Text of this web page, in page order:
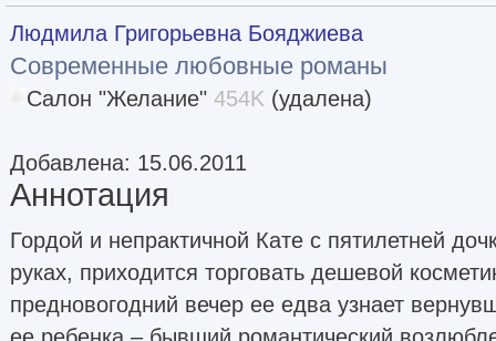
Людмила Григорьевна Бояджиева
Современные любовные романы
Салон "Желание" 454K (удалена)
Добавлена: 15.06.2011
Аннотация
Гордой и непрактичной Кате с пятилетней
руках, приходится торговать дешевой
предновогодний вечер ее едва узнает